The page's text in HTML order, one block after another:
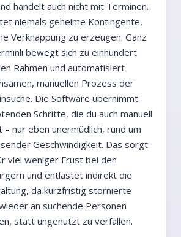
handelt auch nicht mit Terminen.
niemals geheime Kontingente,
Verknappung zu erzeugen. Ganz
bewegt sich zu einhundert
Rahmen und automatisiert
manuellen Prozess der
Die Software übernimmt
Schritte, die du auch manuell
nur eben unermüdlich, rund um
Geschwindigkeit. Das sorgt
viel weniger Frust bei den
und entlastet indirekt die
da kurzfristig stornierte
an suchende Personen
statt ungenutzt zu verfallen.